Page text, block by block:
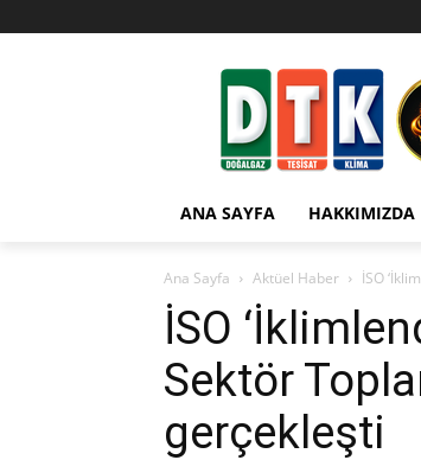
ANA SAYFA HAKKIMIZDA
Ana Sayfa Aktüel Haber İSO
İSO
Sektör
gerçekleşti